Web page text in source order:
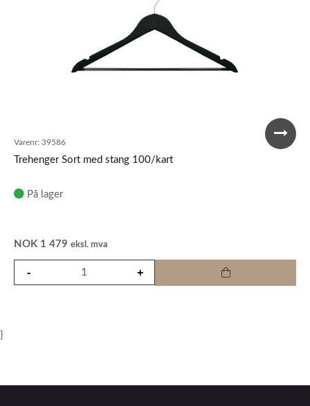
Varenr: 39586
Trehenger Sort med stang 100/kart
På lager
NOK 1 479 eksl. mva
}